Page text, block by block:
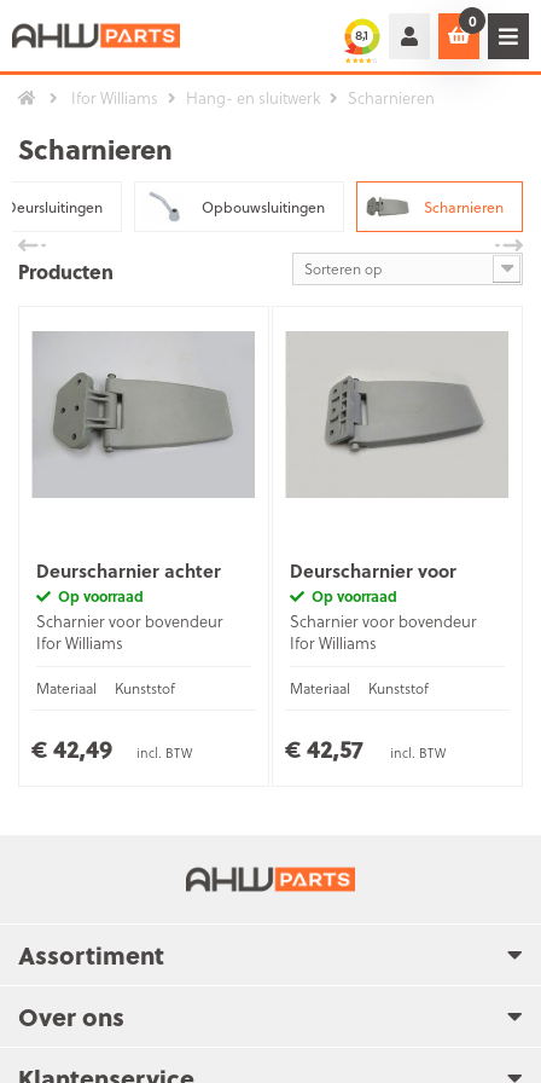
0
Ifor Williams Hang- en sluitwerk Scharnieren
Scharnieren
Deursluitingen Opbouwsluitingen Scharnieren
Producten Sorteren op
Deurscharnier achter
Op voorraad
Scharnier voor bovendeur
Ifor Williams
Materiaal Kunststof
€ 42,49 incl. BTW
Deurscharnier voor
Op voorraad
Scharnier voor bovendeur
Ifor Williams
Materiaal Kunststof
€ 42,57 incl. BTW
Assortiment
Over ons